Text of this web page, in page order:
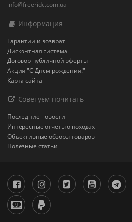
info@freeride.com.ua
Информация
Гарантии и возврат
Дисконтная система
Договор публичной оферты
Акция "С Днём рождения!"
Карта сайта
Советуем почитать
Последние новости
Интересные отчеты о походах
Объективные обзоры товаров
Полезные статьи